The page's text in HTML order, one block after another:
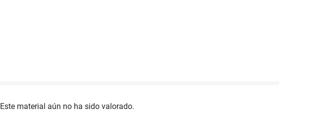
Este material aún no ha sido valorado.